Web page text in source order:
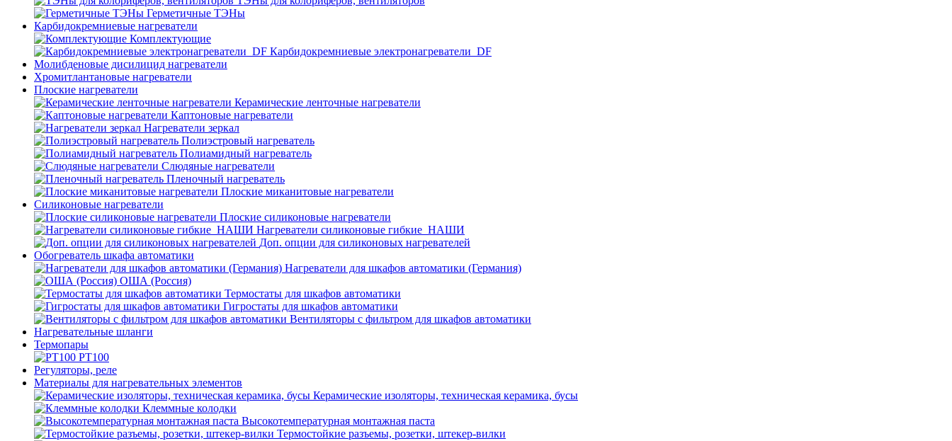
Герметичные ТЭНы
Карбидокремниевые нагреватели
Комплектующие
Карбидокремниевые электронагреватели_DF
Молибденовые дисилицид нагреватели
Хромитлантановые нагреватели
Плоские нагреватели
Керамические ленточные нагреватели
Каптоновые нагреватели
Нагреватели зеркал
Полиэстровый нагреватель
Полиамидный нагреватель
Слюдяные нагреватели
Пленочный нагреватель
Плоские миканитовые нагреватели
Силиконовые нагреватели
Плоские силиконовые нагреватели
Нагреватели силиконовые гибкие_НАШИ
Доп. опции для силиконовых нагревателей
Обогреватель шкафа автоматики
Нагреватели для шкафов автоматики (Германия)
ОША (Россия)
Термостаты для шкафов автоматики
Гигростаты для шкафов автоматики
Вентиляторы с фильтром для шкафов автоматики
Нагревательные шланги
Термопары
PT100
Регуляторы, реле
Материалы для нагревательных элементов
Керамические изоляторы, техническая керамика, бусы
Клеммные колодки
Высокотемпературная монтажная паста
Термостойкие разъемы, розетки, штекер-вилки